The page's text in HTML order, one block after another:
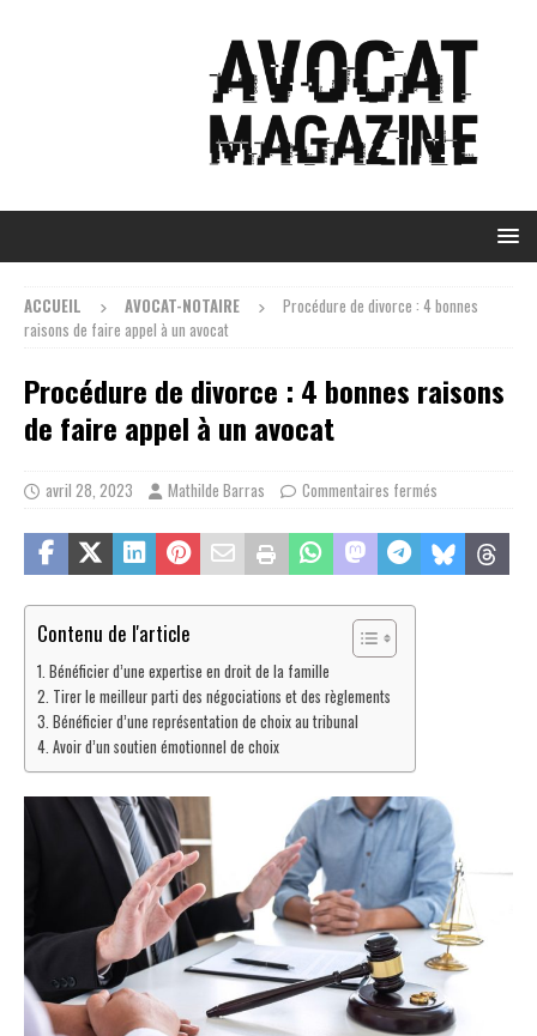
ACCUEIL AVOCAT-NOTAIRE
Procédure de divorce : 4 bonnes
raisons de faire appel à un avocat
Procédure de divorce : 4 bonnes raisons
de faire appel à un avocat
avril 28, 2023 Mathilde Barras Commentaires fermés
Contenu de l'article
Bénéficier d’une expertise en droit de la famille
Tirer le meilleur parti des négociations et des règlements
Bénéficier d’une représentation de choix au tribunal
Avoir d’un soutien émotionnel de choix